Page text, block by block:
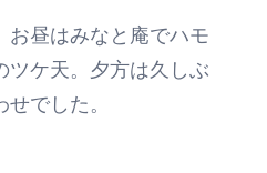
お昼はみなと庵でハモ
ツケ天。夕方は久しぶ
でした。